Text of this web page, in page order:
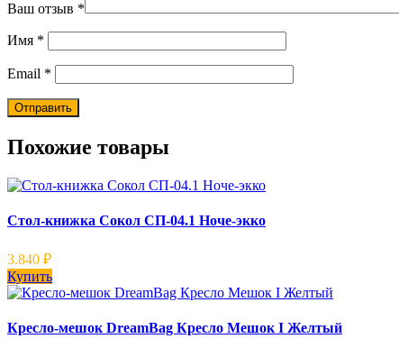
Ваш отзыв *
Имя *
Email *
Похожие товары
Стол-книжка Сокол СП-04.1 Ноче-экко
3.840 ₽
Купить
Кресло-мешок DreamBag Кресло Мешок I Желтый